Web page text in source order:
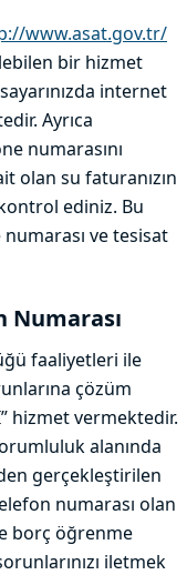
www.asat.gov.tr/
bir hizmet
internet
Ayrıca
numarasını
olan su faturanızın
ediniz. Bu
ve tesisat
Numarası
faaliyetleri ile
çözüm
hizmet vermektedir.
alanında
gerçekleştirilen
numarası olan
borç öğrenme
iletmek